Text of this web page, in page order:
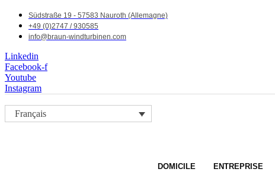
Südstraße 19 - 57583 Nauroth (Allemagne)
+49 (0)2747 / 930585
info@braun-windturbinen.com
Linkedin
Facebook-f
Youtube
Instagram
Français
DOMICILE ENTREPRISE